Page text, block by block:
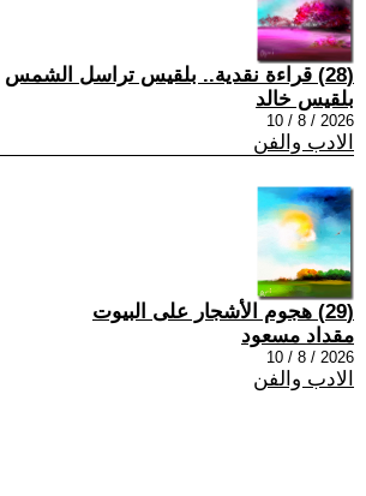
(28) قراءة نقدية.. بلقيس تراسل الشمس
بلقيس خالد
2026 / 8 / 10
الادب والفن
(29) هجوم الأشجار على البيوت
مقداد مسعود
2026 / 8 / 10
الادب والفن